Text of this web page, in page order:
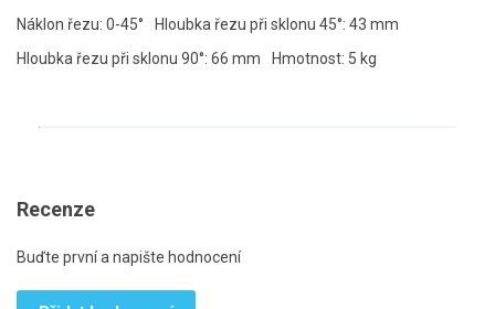
Náklon řezu: 0-45°
Hloubka řezu při sklonu 45°: 43 mm
Hloubka řezu při sklonu 90°: 66 mm
Hmotnost: 5 kg
Recenze
Buďte první a napište hodnocení